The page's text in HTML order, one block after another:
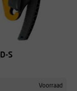
S
Voorraad